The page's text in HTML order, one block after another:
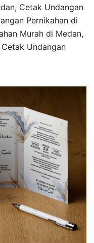
Cetak Undangan
Pernikahan di
Murah di Medan,
Undangan